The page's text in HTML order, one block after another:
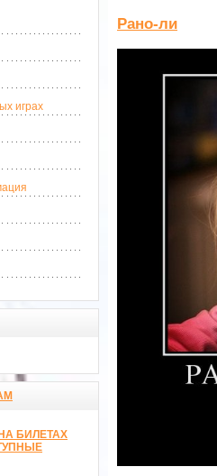
играх
БИЛЕТАХ
Рано-ли